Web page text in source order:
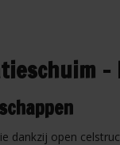
dankzij open